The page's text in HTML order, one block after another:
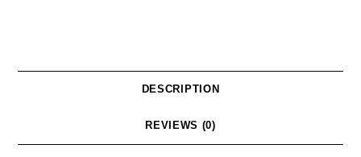
DESCRIPTION
REVIEWS (0)